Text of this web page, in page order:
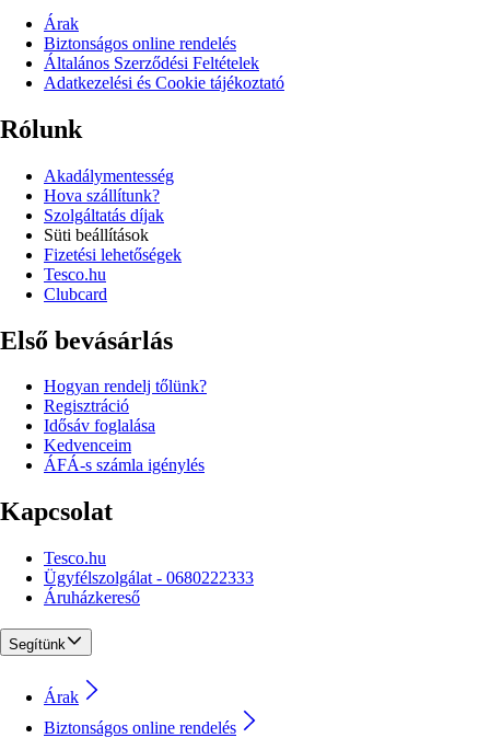
Árak
Biztonságos online rendelés
Általános Szerződési Feltételek
Adatkezelési és Cookie tájékoztató
Rólunk
Akadálymentesség
Hova szállítunk?
Szolgáltatás díjak
Süti beállítások
Fizetési lehetőségek
Tesco.hu
Clubcard
Első bevásárlás
Hogyan rendelj tőlünk?
Regisztráció
Idősáv foglalása
Kedvenceim
ÁFÁ-s számla igénylés
Kapcsolat
Tesco.hu
Ügyfélszolgálat - 0680222333
Áruházkereső
Segítünk
Árak
Biztonságos online rendelés